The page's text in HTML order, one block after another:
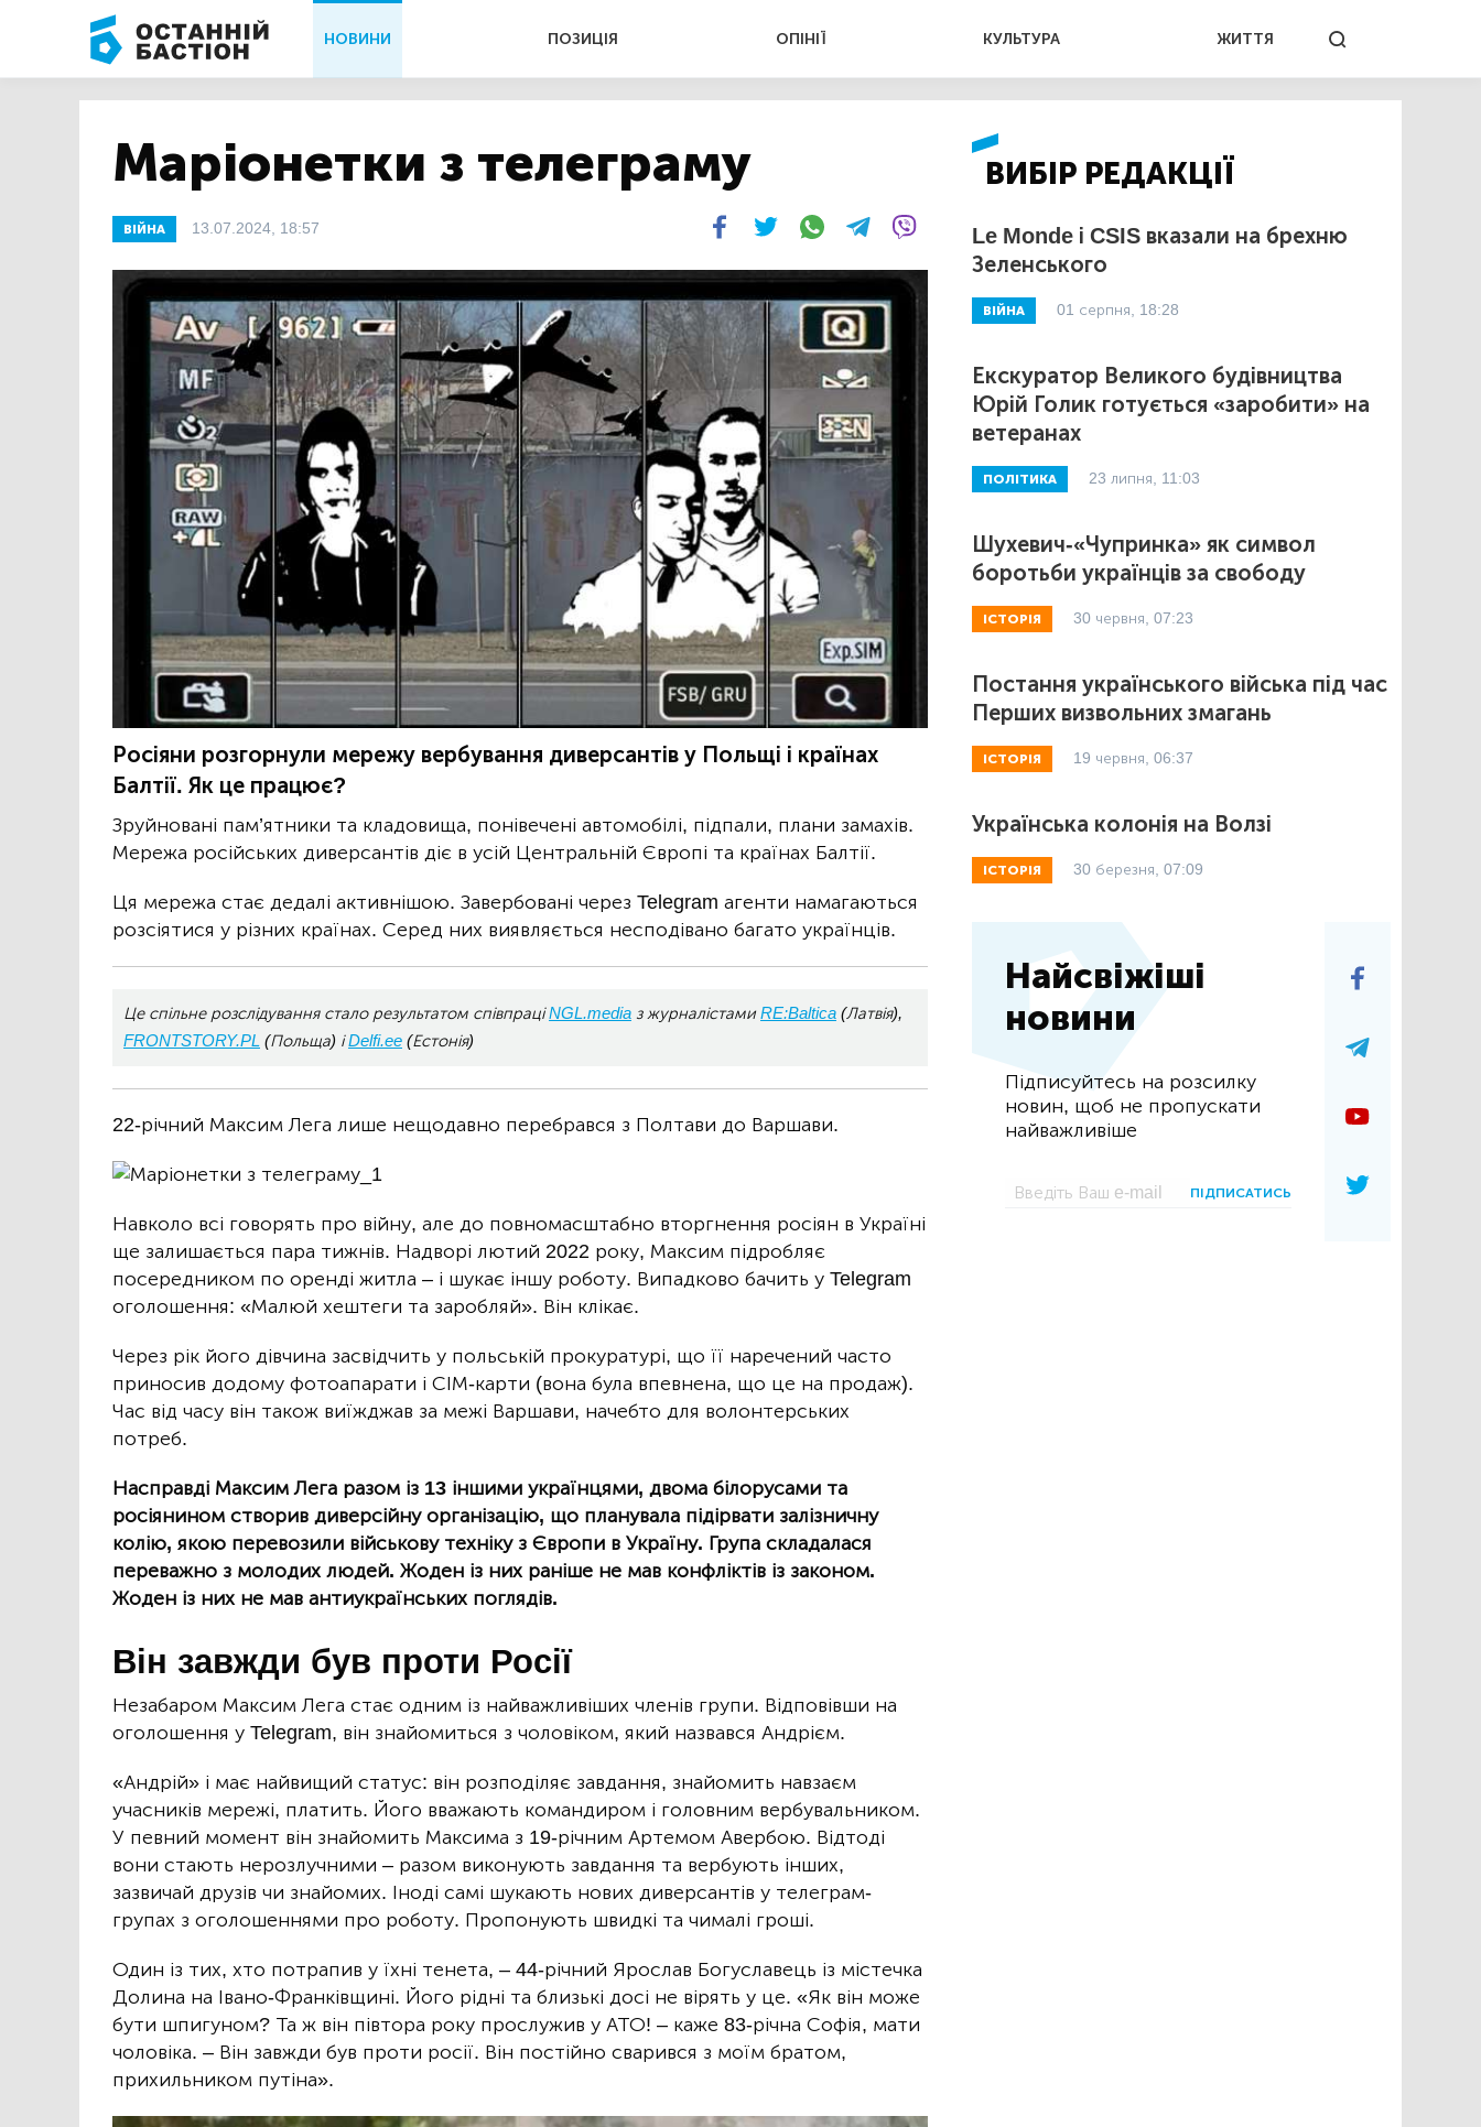
НОВИНИ ПОЗИЦІЯ ОПІНІЇ КУЛЬТУРА ЖИТТЯ
Маріонетки з телеграму
ВІЙНА 13.07.2024, 18:57
Росіяни розгорнули мережу вербування диверсантів у Польщі і країнах
Балтії. Як це працює?
Зруйновані пам’ятники та кладовища, понівечені автомобілі, підпали, плани замахів.
Мережа російських диверсантів діє в усій Центральній Європі та країнах Балтії.
Ця мережа стає дедалі активнішою. Завербовані через Telegram агенти намагаються
розсіятися у різних країнах. Серед них виявляється несподівано багато українців.
Це спільне розслідування стало результатом співпраціNGL.media з журналістами RE:Baltica (Латвія),
FRONTSTORY.PL (Польща) іDelfi.ee (Естонія)
22-річний Максим Лега лише нещодавно перебрався з Полтави до Варшави.
Навколо всі говорять про війну, але до повномасштабно вторгнення росіян в Україні
ще залишається пара тижнів. Надворі лютий 2022 року, Максим підробляє
посередником по оренді житла – і шукає іншу роботу. Випадково бачить у Telegram
оголошення: «Малюй хештеги та заробляй». Він клікає.
Через рік його дівчина засвідчить у польській прокуратурі, що її наречений часто
приносив додому фотоапарати і СІМ-карти (вона була впевнена, що це на продаж).
Час від часу він також виїжджав за межі Варшави, начебто для волонтерських
потреб.
Насправді Максим Лега разом із 13 іншими українцями, двома білорусами та
росіянином створив диверсійну організацію, що планувала підірвати залізничну
колію, якою перевозили військову техніку з Європи в Україну. Група складалася
переважно з молодих людей. Жоден із них раніше не мав конфліктів із законом.
Жоден із них не мав антиукраїнських поглядів.
Він завжди був проти Росії
Незабаром Максим Лега стає одним із найважливіших членів групи. Відповівши на
оголошення у Telegram, він знайомиться з чоловіком, який назвався Андрієм.
«Андрій» і має найвищий статус: він розподіляє завдання, знайомить навзаєм
учасників мережі, платить. Його вважають командиром і головним вербувальником.
У певний момент він знайомить Максима з 19-річним Артемом Авербою. Відтоді
вони стають нерозлучними – разом виконують завдання та вербують інших,
зазвичай друзів чи знайомих. Іноді самі шукають нових диверсантів у телеграм-
групах з оголошеннями про роботу. Пропонують швидкі та чималі гроші.
Один із тих, хто потрапив у їхні тенета, – 44-річний Ярослав Богуславець із містечка
Долина на Івано-Франківщині. Його рідні та близькі досі не вірять у це. «Як він може
бути шпигуном? Та ж він півтора року прослужив у АТО! – каже 83-річна Софія, мати
чоловіка. – Він завжди був проти росії. Він постійно сварився з моїм братом,
прихильником путіна».
ВИБІР РЕДАКЦІЇ
Le Monde і CSIS вказали на брехню
Зеленського
ВІЙНА 01 серпня, 18:28
Екскуратор Великого будівництва
Юрій Голик готується «заробити» на
ветеранах
ПОЛІТИКА 23 липня, 11:03
Шухевич-«Чупринка» як символ
боротьби українців за свободу
ІСТОРІЯ 30 червня, 07:23
Постання українського війська під час
Перших визвольних змагань
ІСТОРІЯ 19 червня, 06:37
Українська колонія на Волзі
ІСТОРІЯ 30 березня, 07:09
Найсвіжіші
новини
Підписуйтесь на розсилку
новин, щоб не пропускати
найважливіше
ПІДПИСАТИСЬ